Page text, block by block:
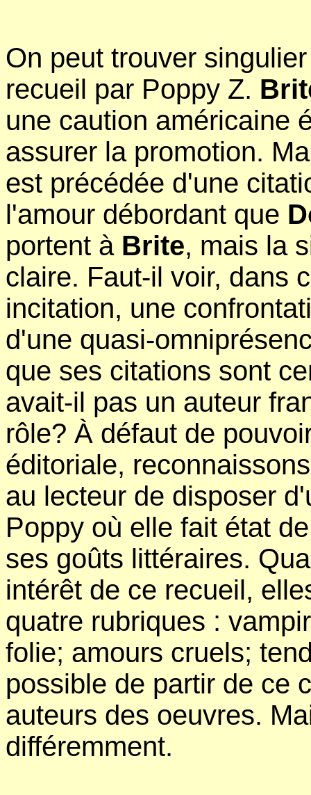
On peut trouver
recueil par Poppy Z.
une caution américaine
assurer la promotion.
est précédée d'une
l'amour débordant que
portent à Brite, mais la
claire. Faut-il voir, dans
incitation, une
d'une quasi-
que ses citations sont
avait-il pas un auteur
rôle? À défaut de
éditoriale,
au lecteur de disposer
Poppy où elle fait état
ses goûts littéraires.
intérêt de ce recueil,
quatre rubriques :
folie; amours cruels;
possible de partir de ce
auteurs des oeuvres.
différemment.